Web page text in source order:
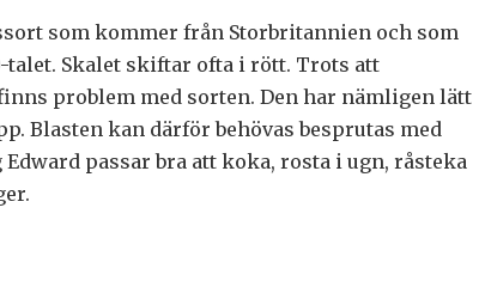
som kommer från Storbritannien och som
talet. Skalet skiftar ofta i rött. Trots att
problem med sorten. Den har nämligen lätt
Blasten kan därför behövas besprutas med
passar bra att koka, rosta i ugn, råsteka